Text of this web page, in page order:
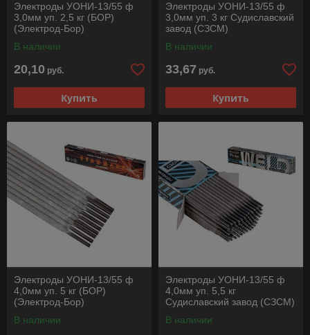
Электроды УОНИ-13/55 ф
3,0мм уп. 2,5 кг (БОР)
(Электрод-Бор)
В наличии
20,10 руб.
Купить
Электроды УОНИ-13/55 ф
3,0мм уп. 3 кг Судиславский
завод (СЗСМ)
В наличии
33,67 руб.
Купить
Электроды УОНИ-13/55 ф
4,0мм уп. 5 кг (БОР)
(Электрод-Бор)
В наличии
Электроды УОНИ-13/55 ф
4,0мм уп. 5,5 кг
Судиславский завод (СЗСМ)
В наличии